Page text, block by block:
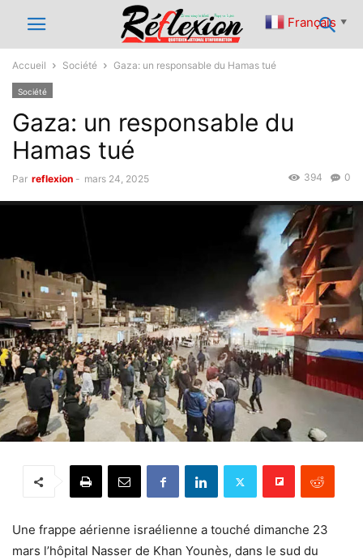
Accueil Société Gaza: un responsable du Hamas tué
Société
Gaza: un responsable du
Hamas tué
Par reflexion - mars 24, 2025 0
394
Une frappe aérienne israélienne a touché dimanche 23
mars l’hôpital Nasser de Khan Younès, dans le sud du
Français ▼